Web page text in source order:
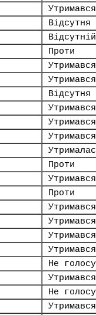
Утримався
Відсутня
Відсутній
Проти
Утримався
Утримався
Відсутня
Утримався
Утримався
Утримався
Проти
Утримався
Проти
Утримався
Утримався
Утримався
Утримався
Не
Утримався
Не
Утримався